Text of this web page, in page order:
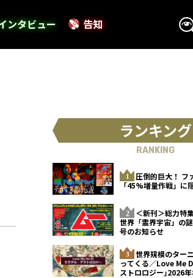
ンタビュー 告知
ランキング
RANKING
圧倒的巨大！ フ
「45%増量作戦」に
＜新刊＞総力特
世界「霊界宇宙」の
号のお知らせ
世界規模のター
ってくる／Love Me
ストロロジー｣2026年